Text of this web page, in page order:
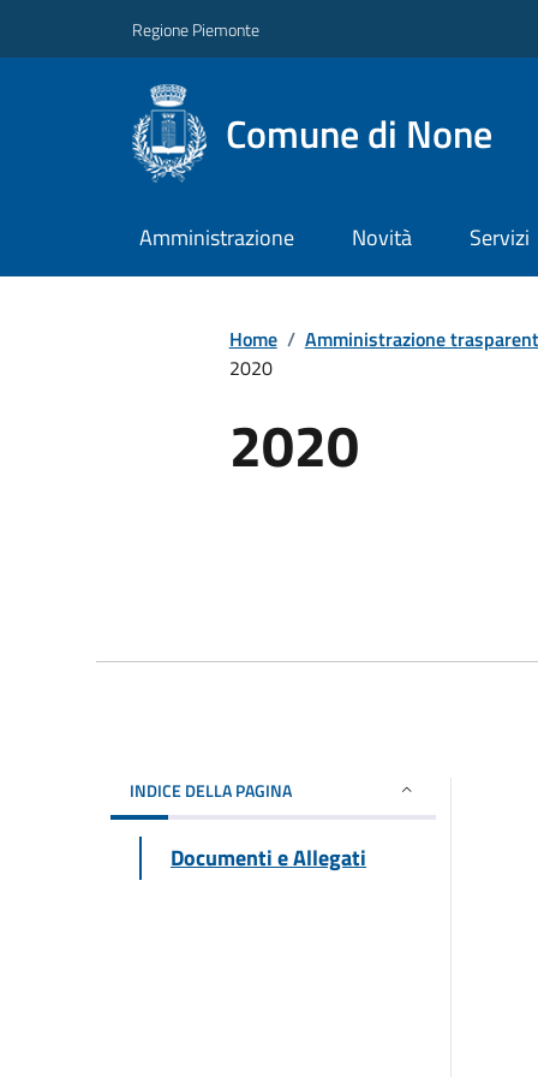
Regione Piemonte
Comune di None
Amministrazione Novità Servizi
Home / Amministrazione
2020
2020
INDICE DELLA PAGINA
Documenti e Allegati